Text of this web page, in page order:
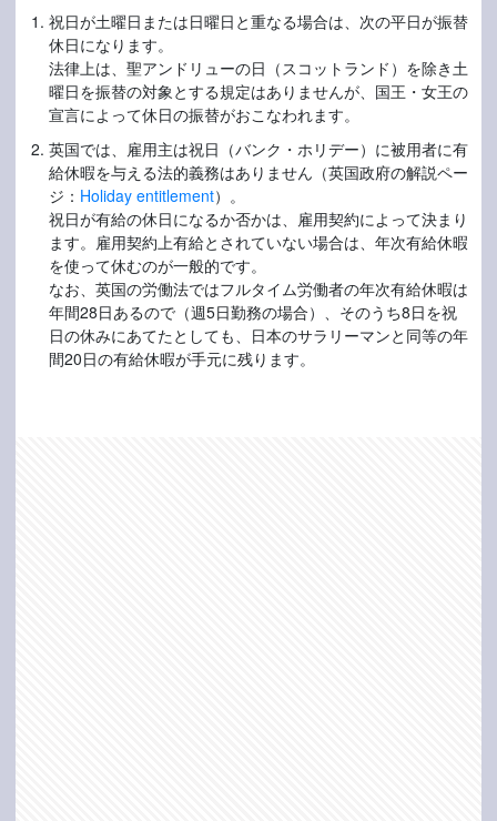
祝日が土曜日または日曜日と重なる場合は、次の平日が振替
休日になります。
法律上は、聖アンドリューの日（スコットランド）を除き土
曜日を振替の対象とする規定はありませんが、国王・女王の
宣言によって休日の振替がおこなわれます。
英国では、雇用主は祝日（バンク・ホリデー）に被用者に有
給休暇を与える法的義務はありません（英国政府の解説ペー
ジ： Holiday entitlement）。
祝日が有給の休日になるか否かは、雇用契約によって決まり
ます。雇用契約上有給とされていない場合は、年次有給休暇
を使って休むのが一般的です。
なお、英国の労働法ではフルタイム労働者の年次有給休暇は
年間28日あるので（週5日勤務の場合）、そのうち8日を祝
日の休みにあてたとしても、日本のサラリーマンと同等の年
間20日の有給休暇が手元に残ります。